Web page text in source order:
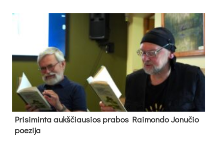
Pri­si­min­ta aukš­čiau­sios pra­bos Rai­mon­do Jo­nu­čio
poe­zi­ja